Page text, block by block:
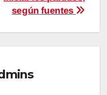
según fuentes